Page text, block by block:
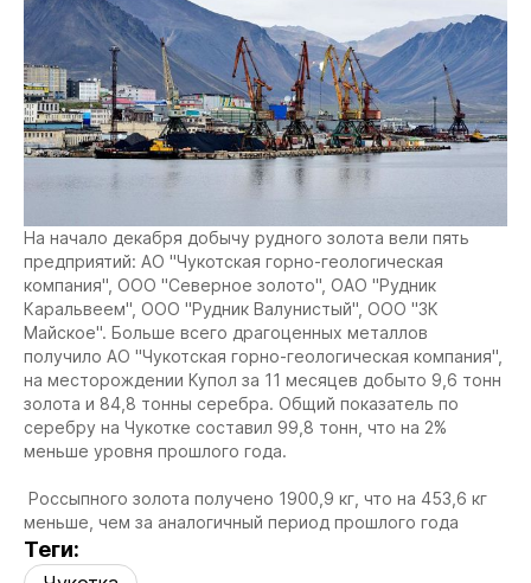
На начало декабря добычу рудного золота вели пять
предприятий: АО "Чукотская горно-геологическая
компания", ООО "Северное золото", ОАО "Рудник
Каральвеем", ООО "Рудник Валунистый", ООО "ЗК
Майское". Больше всего драгоценных металлов
получило АО "Чукотская горно-геологическая компания",
на месторождении Купол за 11 месяцев добыто 9,6 тонн
золота и 84,8 тонны серебра. Общий показатель по
серебру на Чукотке составил 99,8 тонн, что на 2%
меньше уровня прошлого года.
Россыпного золота получено 1900,9 кг, что на 453,6 кг
меньше, чем за аналогичный период прошлого года
Теги: